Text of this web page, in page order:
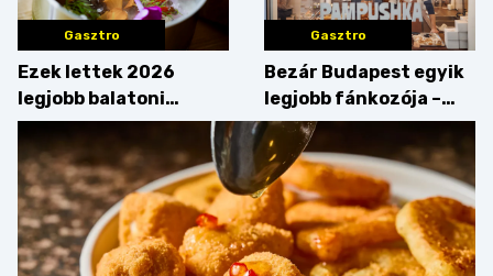
Gasztro
Ezek lettek 2026
legjobb balatoni
strandételei –
végigkóstoltuk a
győzteseket
Gasztro
Bezár Budapest egyik
legjobb fánkozója –
búcsúzik a Pampushka